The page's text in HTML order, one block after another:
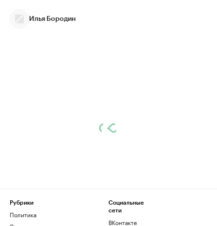
Илья Бородин
Рубрики
Политика
Социальные
сети
ВКонтакте